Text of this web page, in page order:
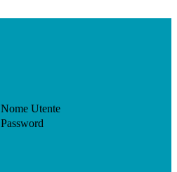
Nome Utente
Password